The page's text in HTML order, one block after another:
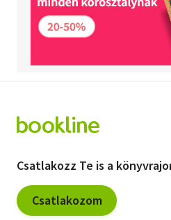
Csatlakozz Te is a
Csatlakozom